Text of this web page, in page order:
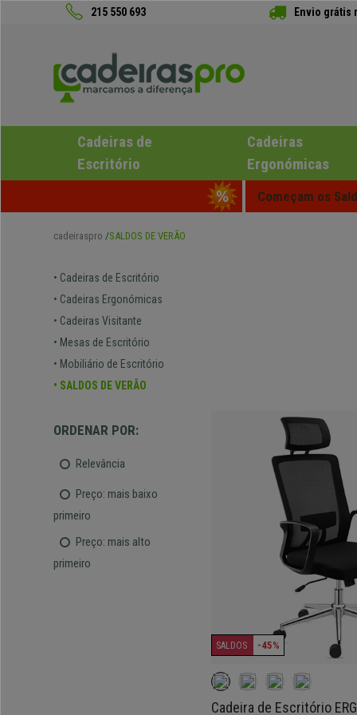
215 550 693 Envio grátis
Cadeiras de
Escritório
Cadeiras
Ergonómicas
Começam os
cadeiraspro SALDOS DE VERÃO
• Cadeiras de Escritório
• Cadeiras Ergonómicas
• Cadeiras Visitante
• Mesas de Escritório
• Mobiliário de Escritório
• SALDOS DE VERÃO
ORDENAR POR:
Relevância
Preço: mais baixo
primeiro
Preço: mais alto
primeiro
SALDOS -45%
Cadeira de Escritório